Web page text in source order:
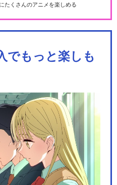
たくさんのアニメを楽しめる
でもっと楽しも